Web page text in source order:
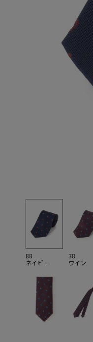
88
ネイビー
38
ワイン